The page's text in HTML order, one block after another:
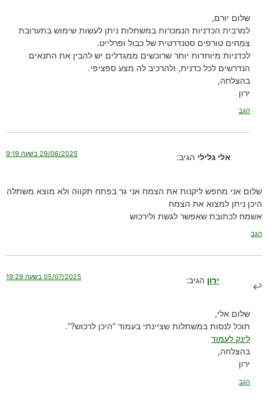
שלום יורם,
למרבית הכדניות הנמכרות במשתלות ניתן לעשות שימוש בתערובת
צמחים טורפים סטנדרטית של כבול ופרלייט.
לכדניות מיוחדות יותר שרוכשים ממגדלים יש להבין את התנאים
הנדרשים לכל כדנית, ולהרכיב לה מצע ספציפי.
בהצלחה,
ירון
הגב
אלי גלילי הגיב: 29/06/2025 בשעה 9:19
שלום אני מחפש ליקנות את הצמח אני גר בפתח תקווה ולא מוצא משתלה
היכן ניתן למצוא את הצמח
אשמח לכתובת שאפשר לגשת ולירכוש
הגב
ירון הגיב: 05/07/2025 בשעה 19:29
שלום אלי,
תוכל לנסות במשתלות שציינתי בעמוד “היכן לרכוש?”.
לינק לעמוד
בהצלחה,
ירון
הגב